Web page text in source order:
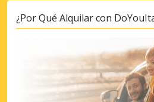
¿Por Qué Alquilar con